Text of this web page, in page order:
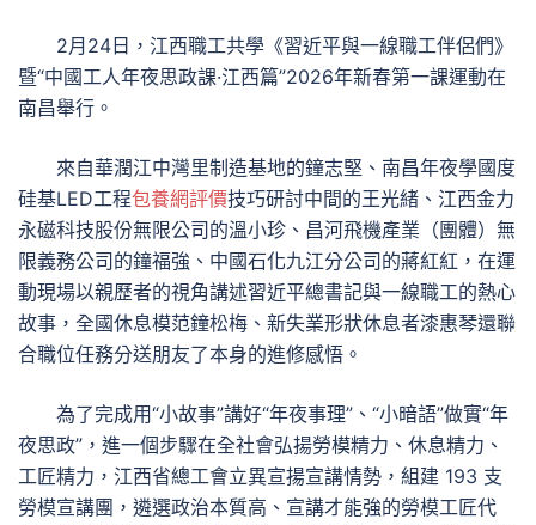
2月24日，江西職工共學《習近平與一線職工伴侶們》
暨“中國工人年夜思政課·江西篇”2026年新春第一課運動在
南昌舉行。
來自華潤江中灣里制造基地的鐘志堅、南昌年夜學國度
硅基LED工程包養網評價技巧研討中間的王光緒、江西金力
永磁科技股份無限公司的溫小珍、昌河飛機產業（團體）無
限義務公司的鐘福強、中國石化九江分公司的蔣紅紅，在運
動現場以親歷者的視角講述習近平總書記與一線職工的熱心
故事，全國休息模范鐘松梅、新失業形狀休息者漆惠琴還聯
合職位任務分送朋友了本身的進修感悟。
為了完成用“小故事”講好“年夜事理”、“小暗語”做實“年
夜思政”，進一個步驟在全社會弘揚勞模精力、休息精力、
工匠精力，江西省總工會立異宣揚宣講情勢，組建 193 支
勞模宣講團，遴選政治本質高、宣講才能強的勞模工匠代